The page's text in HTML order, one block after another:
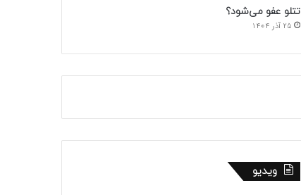
تتلو عفو می‌شود؟
25 آذر 1404
ویدیو